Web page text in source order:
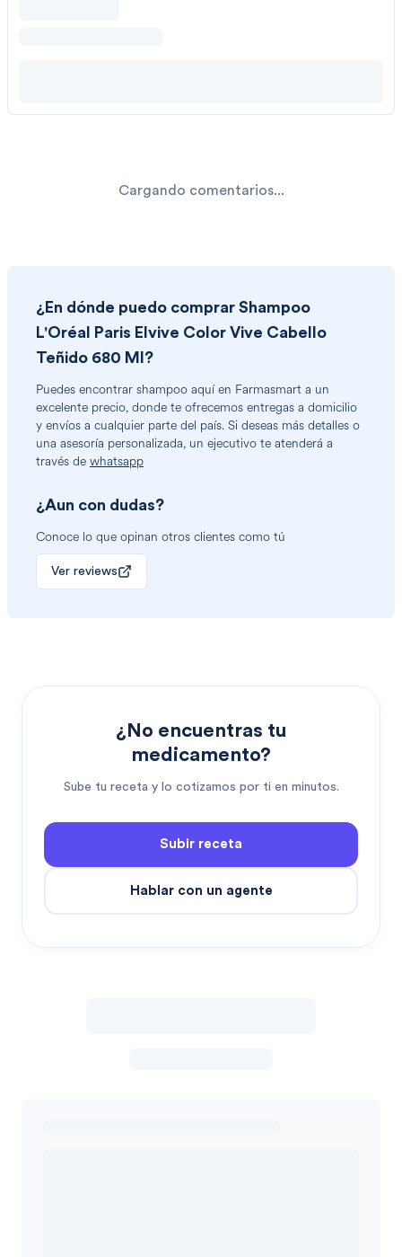
Cargando comentarios...
¿En dónde puedo comprar Shampoo
L'Oréal Paris Elvive Color Vive Cabello
Teñido 680 Ml ?
Puedes encontrar shampoo aquí en Farmasmart a un
excelente precio, donde te ofrecemos entregas a domicilio
y envíos a cualquier parte del país. Si deseas más detalles o
una asesoría personalizada, un ejecutivo te atenderá a
través de whatsapp
¿Aun con dudas?
Conoce lo que opinan otros clientes como tú
Ver reviews
¿No encuentras tu
medicamento?
Sube tu receta y lo cotizamos por ti en minutos.
Subir receta
Hablar con un agente